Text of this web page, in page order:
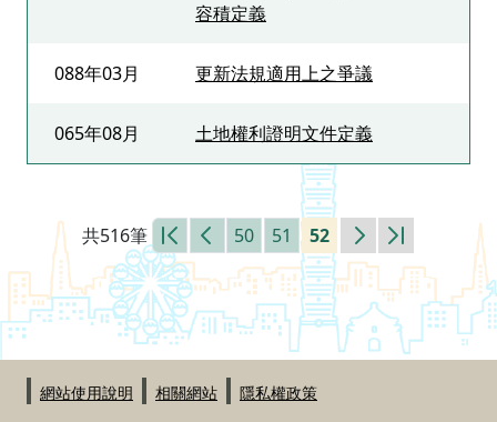
容積定義
088年03月 更新法規適用上之爭議
065年08月 土地權利證明文件定義
共516筆 第一頁上一頁
50 51 52 下一頁最末頁
網站使用說明 相關網站 隱私權政策